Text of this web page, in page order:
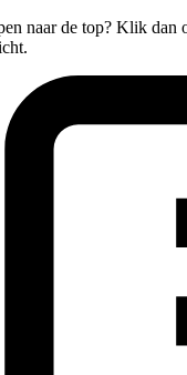
naar de top? Klik dan